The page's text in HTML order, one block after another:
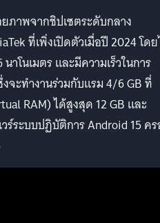
ภาพจากชิปเซตระดับกลาง
ที่เพิ่งเปิดตัวเมื่อปี 2024 โด
าโนเมตร และมีความเร็วในการ
จะทำงานร่วมกับแรม 4/6 GB ที่
RAM) ได้สูงสุด 12 GB และ
ร์ระบบปฏิบัติการ Android 15 ค